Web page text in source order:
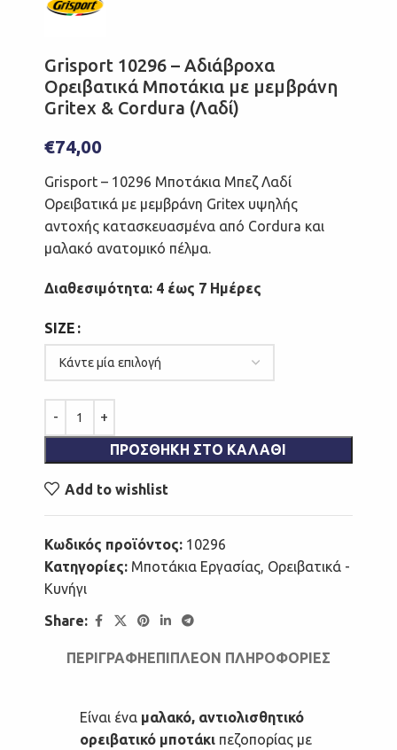
Grisport 10296 – Αδιάβροχα
Ορειβατικά Μποτάκια με μεμβράνη
Gritex & Cordura (Λαδί)
€74,00
Grisport – 10296 Μποτάκια Μπεζ Λαδί
Ορειβατικά με μεμβράνη Gritex υψηλής
αντοχής κατασκευασμένα από Cordura και
μαλακό ανατομικό πέλμα.
Διαθεσιμότητα: 4 έως 7 Ημέρες
SIZE
ΠΡΟΣΘΉΚΗ ΣΤΟ ΚΑΛΆΘΙ
Add to wishlist
Κωδικός προϊόντος: 10296
Κατηγορίες: Μποτάκια Εργασίας, Ορειβατικά -
Κυνήγι
Share:
ΠΕΡΙΓΡΑΦΉΕΠΙΠΛΈΟΝ ΠΛΗΡΟΦΟΡΊΕΣ
Είναι ένα μαλακό, αντιολισθητικό
ορειβατικό μποτάκι πεζοπορίας με